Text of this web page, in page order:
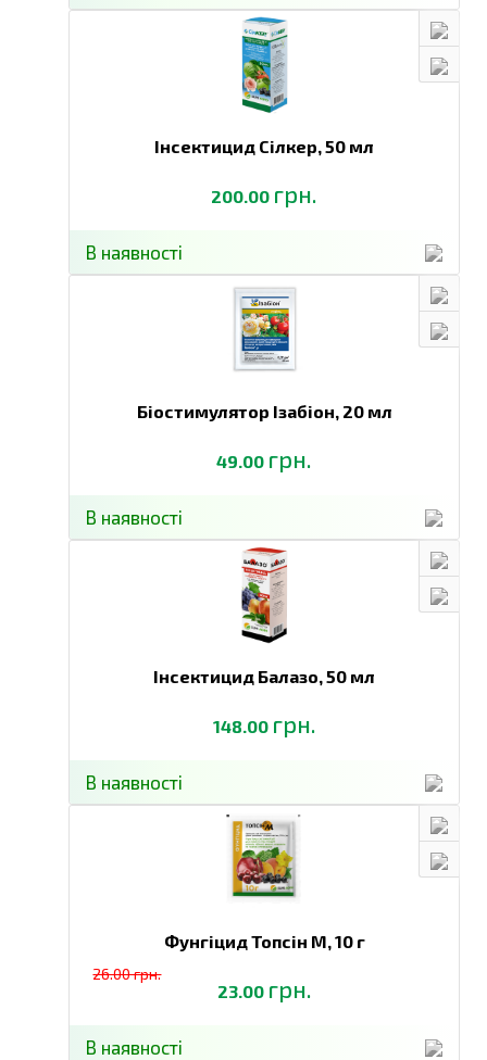
Інсектицид Сілкер,50 мл
200.00 грн.
В наявності
Біостимулятор Ізабіон, 20 мл
49.00 грн.
В наявності
Інсектицид Балазо,50 мл
148.00 грн.
В наявності
Фунгіцид Топсін М,10 г
23.00 грн.
26.00 грн.
В наявності